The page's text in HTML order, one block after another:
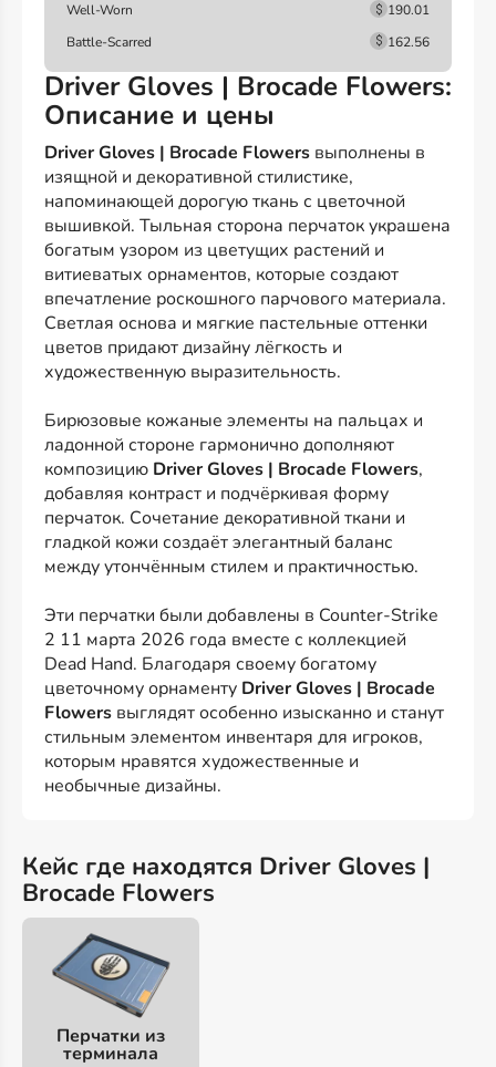
Well-Worn
190.01
Battle-Scarred
162.56
Driver Gloves | Brocade Flowers:
Описание и цены
Driver Gloves | Brocade Flowers выполнены в
изящной и декоративной стилистике,
напоминающей дорогую ткань с цветочной
вышивкой. Тыльная сторона перчаток украшена
богатым узором из цветущих растений и
витиеватых орнаментов, которые создают
впечатление роскошного парчового материала.
Светлая основа и мягкие пастельные оттенки
цветов придают дизайну лёгкость и
художественную выразительность.
Бирюзовые кожаные элементы на пальцах и
ладонной стороне гармонично дополняют
композицию Driver Gloves | Brocade Flowers,
добавляя контраст и подчёркивая форму
перчаток. Сочетание декоративной ткани и
гладкой кожи создаёт элегантный баланс
между утончённым стилем и практичностью.
Эти перчатки были добавлены в Counter-Strike
2 11 марта 2026 года вместе с коллекцией
Dead Hand. Благодаря своему богатому
цветочному орнаменту Driver Gloves | Brocade
Flowers выглядят особенно изысканно и станут
стильным элементом инвентаря для игроков,
которым нравятся художественные и
необычные дизайны.
Кейс где находятся Driver Gloves |
Brocade Flowers
Перчатки из
терминала